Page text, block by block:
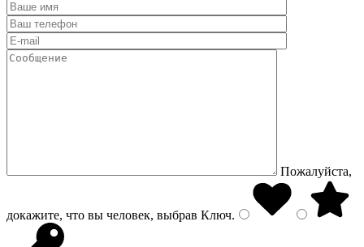
Пожалуйста,
докажите, что вы человек, выбрав Ключ.